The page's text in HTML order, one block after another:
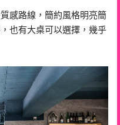
感路線，簡約風格明亮簡
也有大桌可以選擇，幾乎